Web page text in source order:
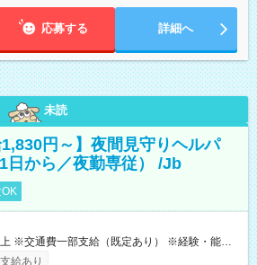
応募する 詳細へ
未読
1,830円～】夜間見守りヘルパ
日から／夜勤専従） /Jb
※交通費一部支給（既定あり） ※経験・能力を
合：1,830円×8時
給あり